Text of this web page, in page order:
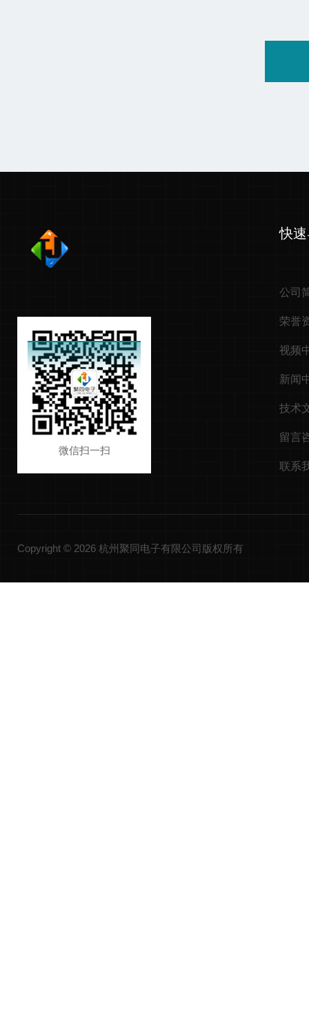
微信扫一扫
快
公司
荣誉
视频
新闻
技术
留言
联系
Copyright © 2026 杭州聚同电子有限公司版权所有